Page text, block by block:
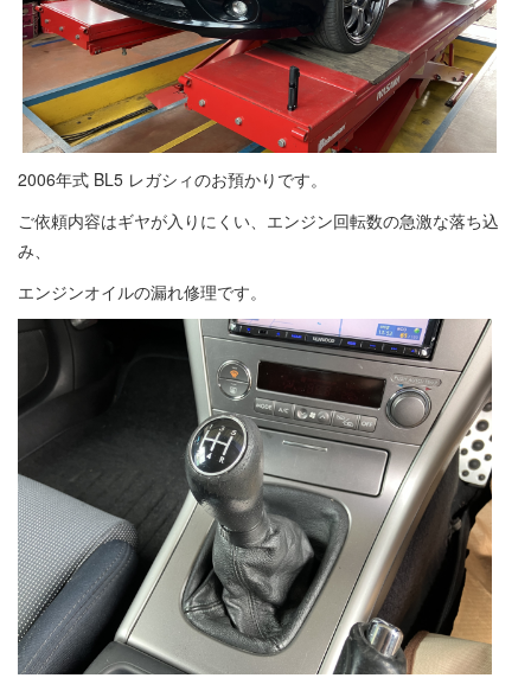
2006年式 BL5 レガシィのお預かりです。
ご依頼内容はギヤが入りにくい、エンジン回転数の急激な落ち込
み、
エンジンオイルの漏れ修理です。